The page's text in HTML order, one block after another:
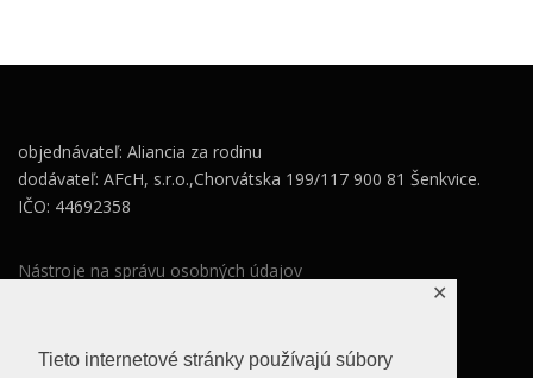
Tieto internetové stránky používajú súbory
✕
objednávateľ: Aliancia za rodinu
dodávateľ: AFcH, s.r.o.,Chorvátska 199/117 900 81 Šenkvice.
IČO: 44692358
Nástroje na správu osobných údajov
Súhlas so spracovaním osobných údajov